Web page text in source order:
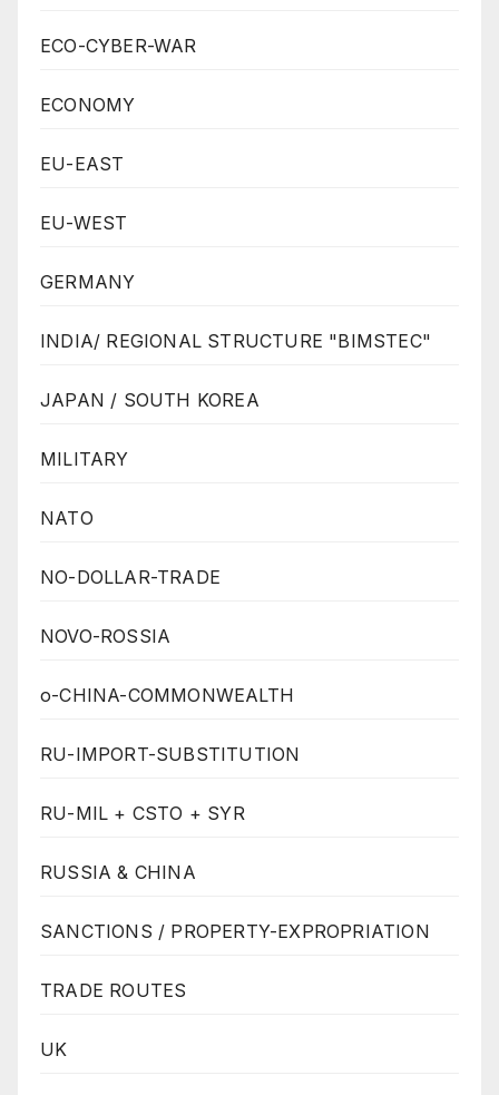
ECO-CYBER-WAR
ECONOMY
EU-EAST
EU-WEST
GERMANY
INDIA/ REGIONAL STRUCTURE "BIMSTEC"
JAPAN / SOUTH KOREA
MILITARY
NATO
NO-DOLLAR-TRADE
NOVO-ROSSIA
o-CHINA-COMMONWEALTH
RU-IMPORT-SUBSTITUTION
RU-MIL + CSTO + SYR
RUSSIA & CHINA
SANCTIONS / PROPERTY-EXPROPRIATION
TRADE ROUTES
UK